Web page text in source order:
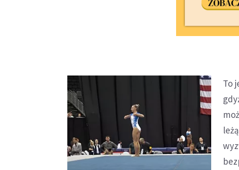
To